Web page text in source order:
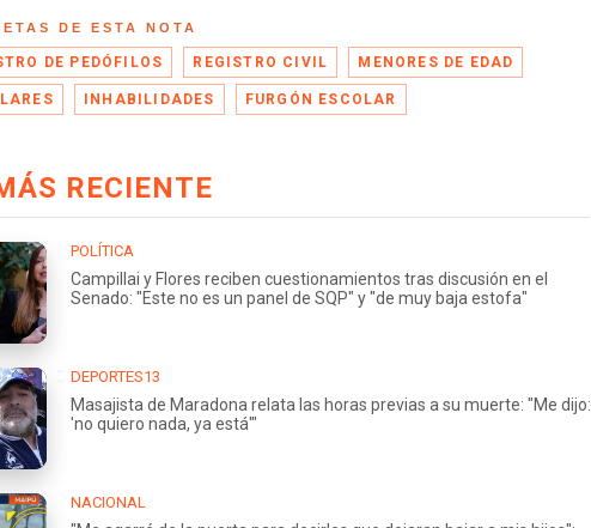
DE ESTA NOTA
DE PEDÓFILOS REGISTRO CIVIL MENORES DE EDAD
INHABILIDADES FURGÓN ESCOLAR
RECIENTE
POLÍTICA
Campillai y Flores reciben cuestionamientos tras discusión en el
Senado: "Este no es un panel de SQP" y "de muy baja estofa"
DEPORTES13
Masajista de Maradona relata las horas previas a su muerte: "Me dijo:
'no quiero nada, ya está'"
NACIONAL